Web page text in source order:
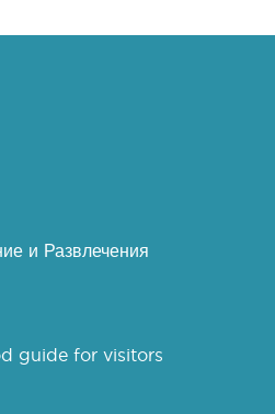
и Развлечения
guide for visitors